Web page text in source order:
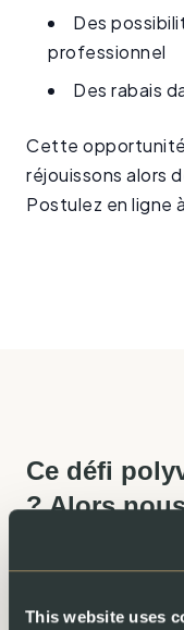
This website uses
Des
professionnel
Des rabais
Cette opportunité
réjouissons alors
Postulez en ligne
Ce défi
? Alors
de faire